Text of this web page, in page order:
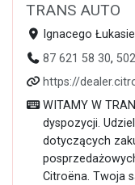
TRANS AUTO
Ignacego
87 621 58 30,
https://
WITAMY W
dyspozycji.
dotyczących
Citroëna. Twoja